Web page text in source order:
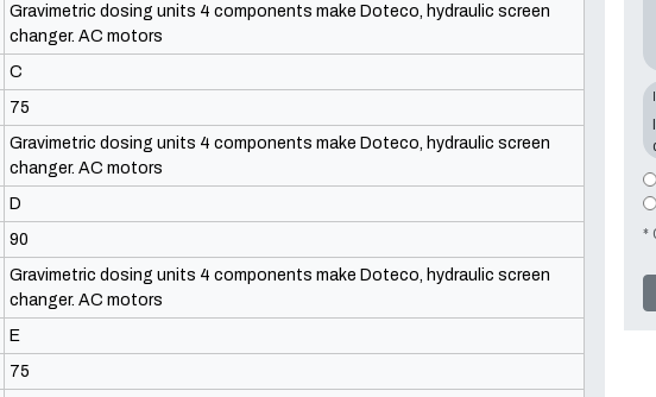
Gravimetric dosing units 4 components make Doteco, hydraulic screen
changer. AC motors
C
75
Gravimetric dosing units 4 components make Doteco, hydraulic screen
changer. AC motors
D
90
Gravimetric dosing units 4 components make Doteco, hydraulic screen
changer. AC motors
E
75
*